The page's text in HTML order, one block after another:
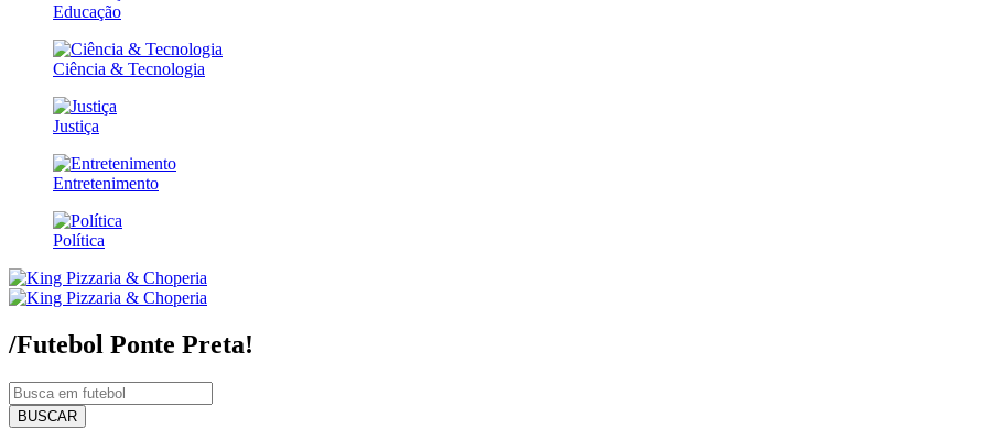
Educação
Ciência & Tecnologia
Justiça
Entretenimento
Política
/Futebol Ponte Preta!
BUSCAR